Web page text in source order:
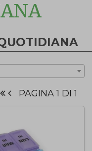
PAGINA 1 DI 1